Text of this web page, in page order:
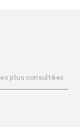
plus consultées